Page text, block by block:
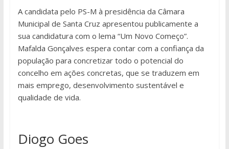
A candidata pelo PS-M à presidência da Câmara
Municipal de Santa Cruz apresentou publicamente a
sua candidatura com o lema “Um Novo Começo”.
Mafalda Gonçalves espera contar com a confiança da
população para concretizar todo o potencial do
concelho em ações concretas, que se traduzem em
mais emprego, desenvolvimento sustentável e
qualidade de vida.
Diogo Goes